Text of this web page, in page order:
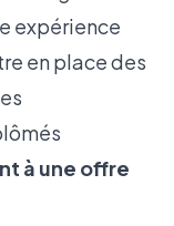
expérience
en place des
à une offre